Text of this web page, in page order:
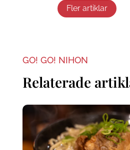
Fler artiklar
GO! GO! NIHON
Relaterade